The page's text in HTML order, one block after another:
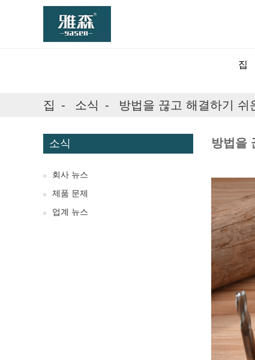
집
집 소식 방법을 끊고 해결하기 쉬
소식
회사 뉴스
제품 문제
업계 뉴스
방법을